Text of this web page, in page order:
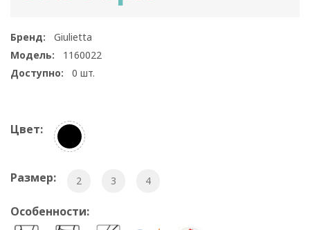
Бренд:
Giulietta
Модель:
1160022
Доступно:
0 шт.
Цвет:
Размер: 2 3 4
Особенности: